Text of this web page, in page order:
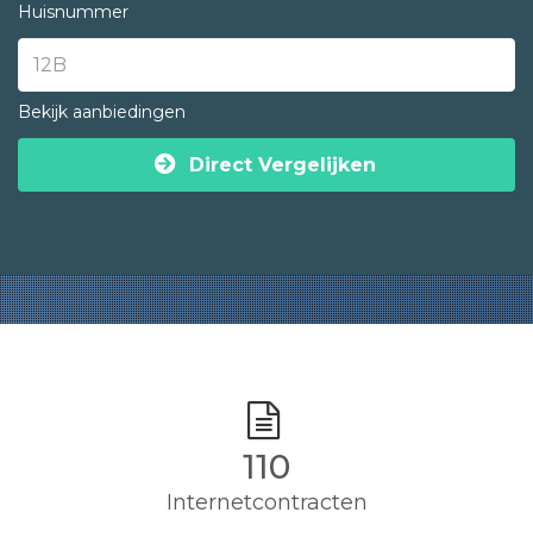
Huisnummer
Bekijk aanbiedingen
Direct Vergelijken
110
Internetcontracten